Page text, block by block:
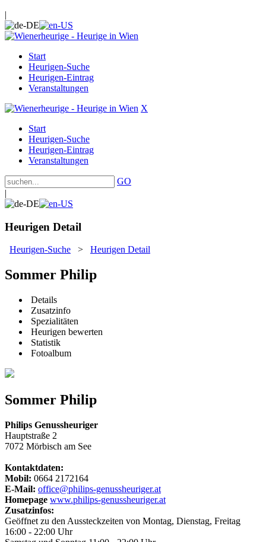
|
Start
Heurigen-Suche
Heurigen-Eintrag
Veranstaltungen
X
Start
Heurigen-Suche
Heurigen-Eintrag
Veranstaltungen
GO
|
Heurigen Detail
Heurigen-Suche > Heurigen Detail
Sommer Philip
Details
Zusatzinfo
Spezialitäten
Heurigen bewerten
Statistik
Fotoalbum
Sommer Philip
Philips Genussheuriger
Hauptstraße 2
7072 Mörbisch am See
Kontaktdaten:
Mobil: 0664 2172164
E-Mail: office@philips-genussheuriger.at
Homepage www.philips-genussheuriger.at
Zusatzinfos:
Geöffnet zu den Aussteckzeiten von Montag, Dienstag, Freitag
16:00 - 22:00 Uhr